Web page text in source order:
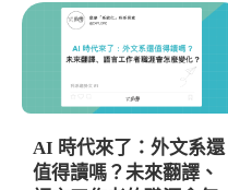
AI 時代來了：外文系還
值得讀嗎？未來翻譯、